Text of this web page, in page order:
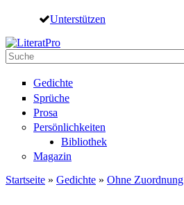
Direkt zum Inhalt
Unterstützen
Suche
Gedichte
Sprüche
Prosa
Persönlichkeiten
Bibliothek
Magazin
Startseite » Gedichte » Ohne Zuordnung